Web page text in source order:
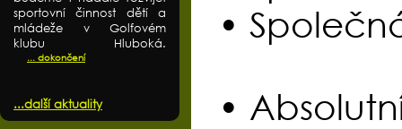
sportovní činnost dětí a
mládeže v Golfovém
klubu Hluboká.
... dokončení
...další aktuality
•
•